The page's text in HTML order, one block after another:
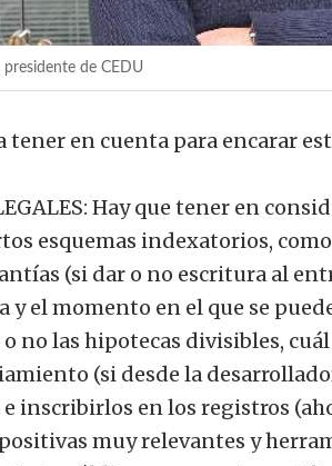
presidente de CEDU
tener en cuenta para encarar
Hay que tener en
esquemas indexatorios,
(si dar o no escritura al
y el momento en el que se
no las hipotecas divisibles,
(si desde la
inscribirlos en los registros
muy relevantes y